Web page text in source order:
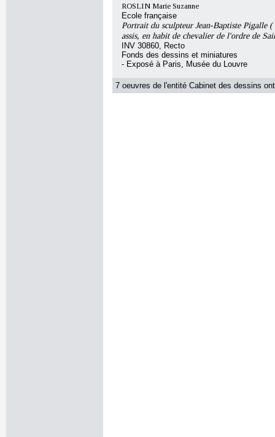
ROSLIN Marie Suzanne
Ecole française
Portrait du sculpteur Jean-Baptiste Pigalle
assis, en habit de chevalier de l'ordre de
INV 30860, Recto
Fonds des dessins et miniatures
- Exposé à Paris, Musée du Louvre
7 oeuvres de l'entité Cabinet des dessins